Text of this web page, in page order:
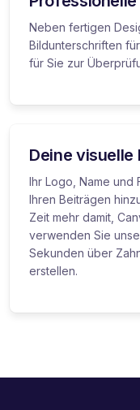
Neben fertigen
Bildunterschriften
für Sie zur
Deine visuelle
Ihr Logo, Name und
Ihren Beiträgen
Zeit mehr damit,
verwenden Sie
Sekunden über
erstellen.